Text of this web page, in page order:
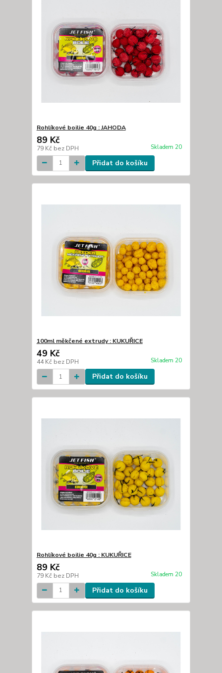
Rohlíkové boilie 40g : JAHODA
89 Kč
79 Kč bez DPH Skladem 20
Přidat do košíku
100ml měkčené extrudy : KUKUŘICE
49 Kč
44 Kč bez DPH Skladem 20
Přidat do košíku
Rohlíkové boilie 40g : KUKUŘICE
89 Kč
79 Kč bez DPH Skladem 20
Přidat do košíku